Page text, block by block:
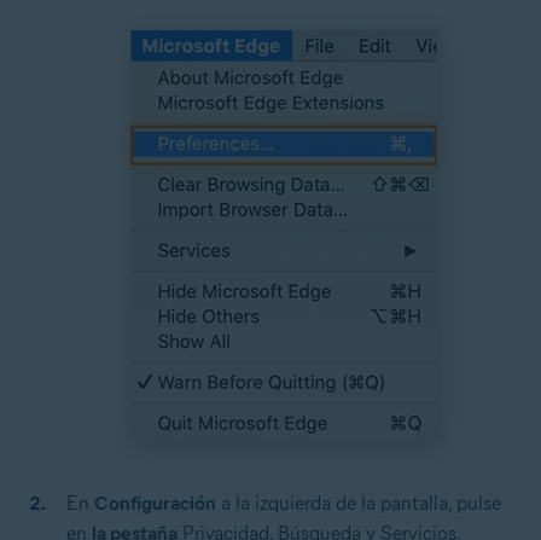
En Configuración a la izquierda de la pantalla, pulse
en la pestaña Privacidad, Búsqueda y Servicios.